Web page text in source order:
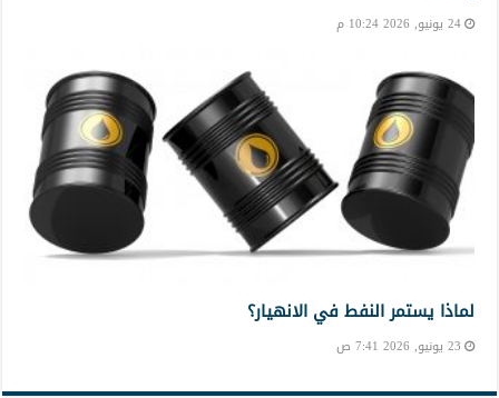
24 يونيو, 2026 10:24 م
لماذا يستمر النفط في الانهيار؟
23 يونيو, 2026 7:41 ص